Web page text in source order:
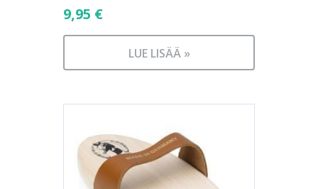
9,95 €
LUE LISÄÄ »